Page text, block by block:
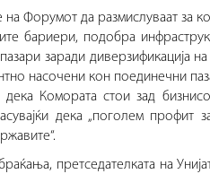
на Форумот да размислуваат за
бариери, подобра
заради диверзификација
насочени кон поединечни
дека Комората стои зад
дека „поголем профит
претседателката на